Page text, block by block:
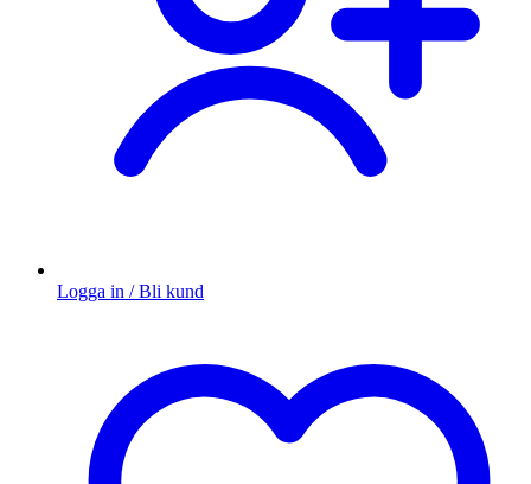
Logga in / Bli kund